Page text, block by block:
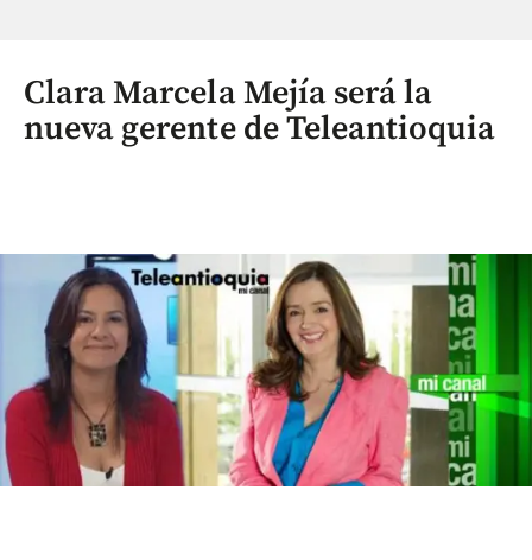
Clara Marcela Mejía será la
nueva gerente de Teleantioquia